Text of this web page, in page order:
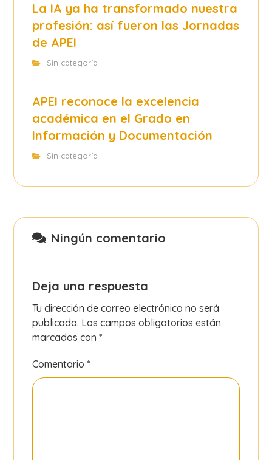
La IA ya ha transformado nuestra
profesión: así fueron las Jornadas
de APEI
Sin categoría
APEI reconoce la excelencia
académica en el Grado en
Información y Documentación
Sin categoría
Ningún comentario
Deja una respuesta
Tu dirección de correo electrónico no será
publicada. Los campos obligatorios están
marcados con*
Comentario*